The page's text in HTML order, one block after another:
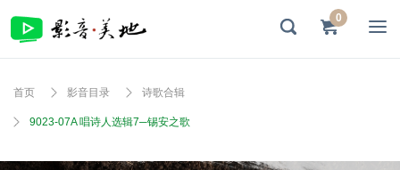
0
首页 影音目录 诗歌合辑
9023-07A 唱诗人选辑7─锡安之歌